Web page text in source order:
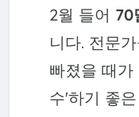
2월 들어 70
니다. 전문
빠졌을 때가
수'하기 좋